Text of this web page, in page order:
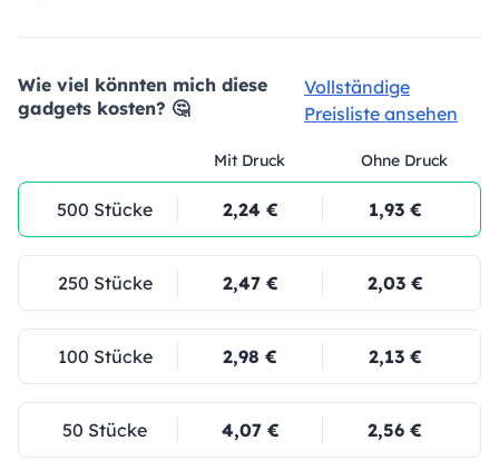
Wie viel könnten mich diese
gadgets kosten? 🤔
Vollständige
Preisliste ansehen
Mit Druck Ohne Druck
500 Stücke 2,24 € 1,93 €
250 Stücke 2,47 € 2,03 €
100 Stücke 2,98 € 2,13 €
50 Stücke 4,07 € 2,56 €